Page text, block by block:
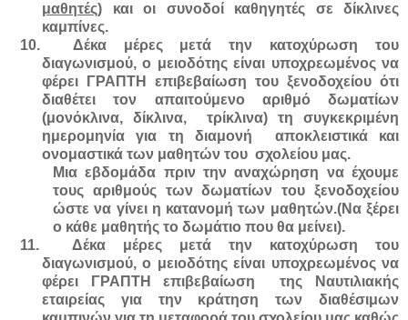
μαθητές) και οι συνοδοί καθηγητές σε δίκλινες
καμπίνες.
10.
Δέκα μέρες μετά την κατοχύρωση του
διαγωνισμού, ο μειοδότης είναι υποχρεωμένος να
φέρει ΓΡΑΠΤΗ επιβεβαίωση του ξενοδοχείου ότι
διαθέτει τον απαιτούμενο αριθμό δωματίων
(μονόκλινα, δίκλινα, τρίκλινα) τη συγκεκριμένη
ημερομηνία για τη διαμονή αποκλειστικά και
ονομαστικά των μαθητών του σχολείου μας.
Μια εβδομάδα πριν την αναχώρηση να έχουμε
τους αριθμούς των δωματίων του ξενοδοχείου
ώστε να γίνει η κατανομή των μαθητών.(Να ξέρει
ο κάθε μαθητής το δωμάτιο που θα μείνει).
11.
Δέκα μέρες μετά την κατοχύρωση του
διαγωνισμού, ο μειοδότης είναι υποχρεωμένος να
φέρει ΓΡΑΠΤΗ επιβεβαίωση της Ναυτιλιακής
εταιρείας για την κράτηση των διαθέσιμων